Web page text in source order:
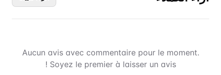
Aucun avis avec commentaire pour le moment.
Soyez le premier à laisser un avis !